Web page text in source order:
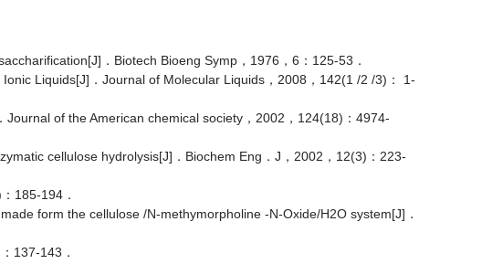
．Biotech Bioeng Symp，1976，6：125-53．
Liquids[J]．Journal of Molecular Liquids，2008，142(1 /2 /3)： 1-
of the American chemical society，2002，124(18)：4974-
cellulose hydrolysis[J]．Biochem Eng．J，2002，12(3)：223-
185-194．
form the cellulose /N-methymorpholine -N-Oxide/H2O system[J]．
137-143．